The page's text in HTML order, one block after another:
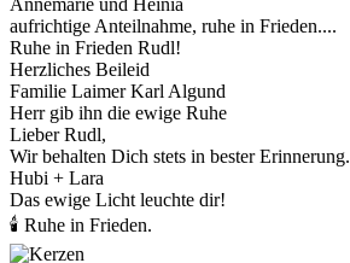
aufrichtige Anteilnahme, ruhe in Frieden....
Ruhe in Frieden Rudl!
Herzliches Beileid
Familie Laimer Karl Algund
Herr gib ihn die ewige Ruhe
Lieber Rudl,
Wir behalten Dich stets in bester Erinnerung.
Hubi + Lara
Das ewige Licht leuchte dir!
🕯 Ruhe in Frieden.